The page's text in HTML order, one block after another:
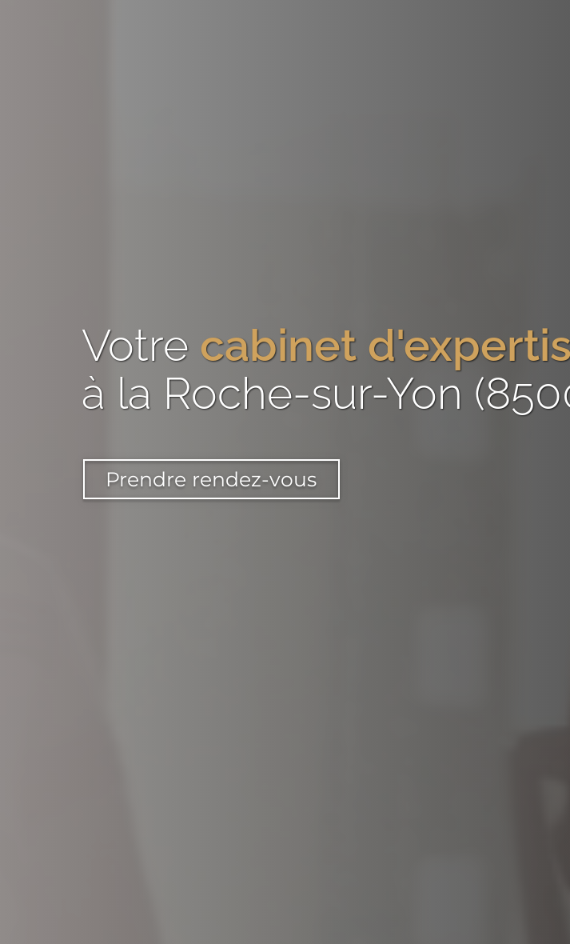
Votre cabinet
à la Roche-sur-Yon
Prendre rendez-vous